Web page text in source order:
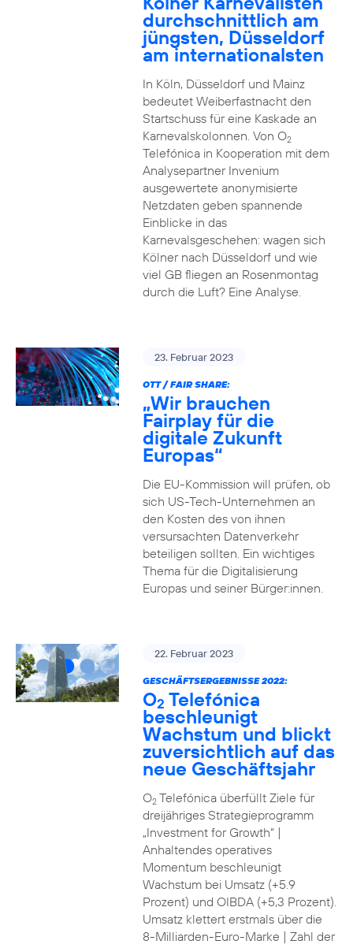
durchschnittlich am
jüngsten, Düsseldorf
am internationalsten
In Köln, Düsseldorf und Mainz
bedeutet Weiberfastnacht den
Startschuss für eine Kaskade an
Karnevalskolonnen. Von O2
Telefónica in Kooperation mit dem
Analysepartner Invenium
ausgewertete anonymisierte
Netzdaten geben spannende
Einblicke in das
Karnevalsgeschehen: wagen sich
Kölner nach Düsseldorf und wie
viel GB fliegen an Rosenmontag
durch die Luft? Eine Analyse.
23. Februar 2023
OTT / FAIR SHARE:
„Wir brauchen
Fairplay für die
digitale Zukunft
Europas“
Die EU-Kommission will prüfen, ob
sich US-Tech-Unternehmen an
den Kosten des von ihnen
versursachten Datenverkehr
beteiligen sollten. Ein wichtiges
Thema für die Digitalisierung
Europas und seiner Bürger:innen.
22. Februar 2023
GESCHÄFTSERGEBNISSE 2022:
O2 Telefónica
beschleunigt
Wachstum und blickt
zuversichtlich auf das
neue Geschäftsjahr
O2Telefónica überfüllt Ziele für
dreijähriges Strategieprogramm
„Investment for Growth“ |
Anhaltendes operatives
Momentum beschleunigt
Wachstum bei Umsatz (+5.9
Prozent) und OIBDA (+5,3 Prozent).
Umsatz klettert erstmals über die
8-Milliarden-Euro-Marke | Zahl der